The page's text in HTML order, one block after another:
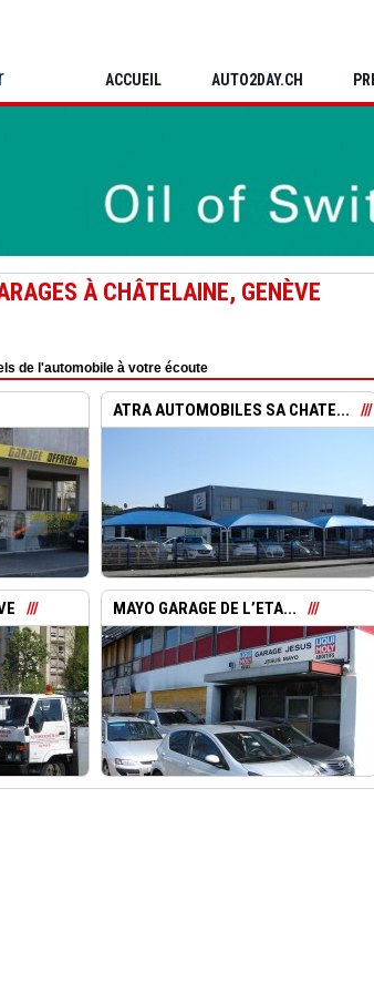
ACCUEIL AUTO2DAY.CH
À CHÂTELAINE, GENÈVE
de l'automobile à votre écoute
ATRA AUTOMOBILES SA CHATE...
MAYO GARAGE DE L’ETA...